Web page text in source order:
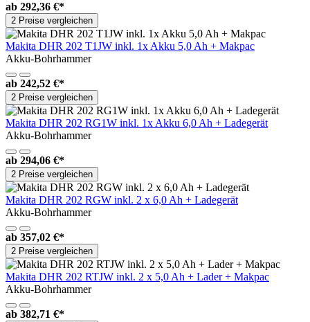
ab 292,36 €*
2 Preise vergleichen
Makita DHR 202 T1JW inkl. 1x Akku 5,0 Ah + Makpac
Akku-Bohrhammer
ab 242,52 €*
2 Preise vergleichen
Makita DHR 202 RG1W inkl. 1x Akku 6,0 Ah + Ladegerät
Akku-Bohrhammer
ab 294,06 €*
2 Preise vergleichen
Makita DHR 202 RGW inkl. 2 x 6,0 Ah + Ladegerät
Akku-Bohrhammer
ab 357,02 €*
2 Preise vergleichen
Makita DHR 202 RTJW inkl. 2 x 5,0 Ah + Lader + Makpac
Akku-Bohrhammer
ab 382,71 €*